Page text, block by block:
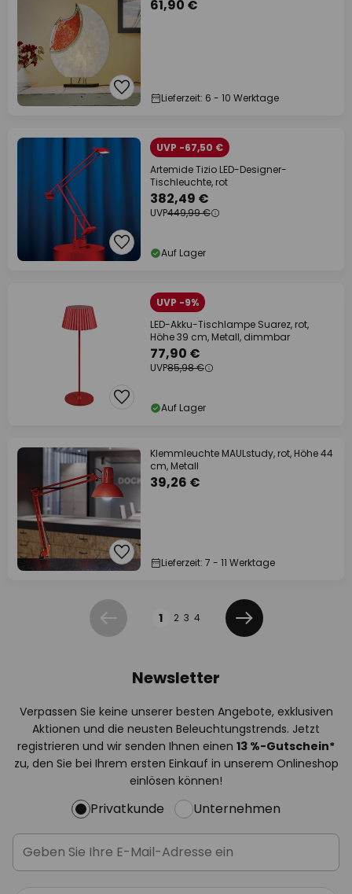
61,90 €
Lieferzeit: 6 - 10 Werktage
UVP -67,50 €
Artemide Tizio LED-Designer-
Tischleuchte, rot
382,49 €
UVP449,99 €
Auf Lager
UVP -9%
LED-Akku-Tischlampe Suarez, rot,
Höhe 39 cm, Metall, dimmbar
77,90 €
UVP85,98 €
Auf Lager
Klemmleuchte MAULstudy, rot, Höhe 44
cm, Metall
39,26 €
Lieferzeit: 7 - 11 Werktage
Zurück 1 2 3 4
Weiter
Newsletter
Verpassen Sie keine unserer besten Angebote, exklusiven
Aktionen und die neusten Beleuchtungstrends. Jetzt
registrieren und wir senden Ihnen einen 13 %-Gutschein*
zu, den Sie bei Ihrem ersten Einkauf in unserem Onlineshop
einlösen können!
Privatkunde Unternehmen